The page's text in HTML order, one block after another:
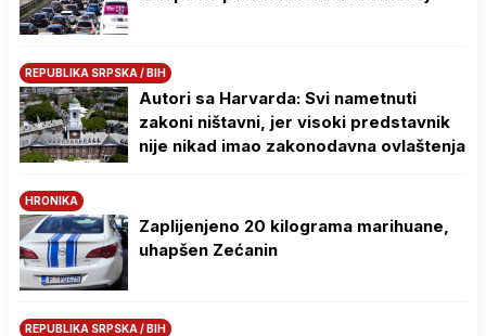
REPUBLIKA SRPSKA / BIH
Autori sa Harvarda: Svi nametnuti
zakoni ništavni, jer visoki predstavnik
nije nikad imao zakonodavna ovlaštenja
HRONIKA
Zaplijenjeno 20 kilograma marihuane,
uhapšen Zećanin
REPUBLIKA SRPSKA / BIH